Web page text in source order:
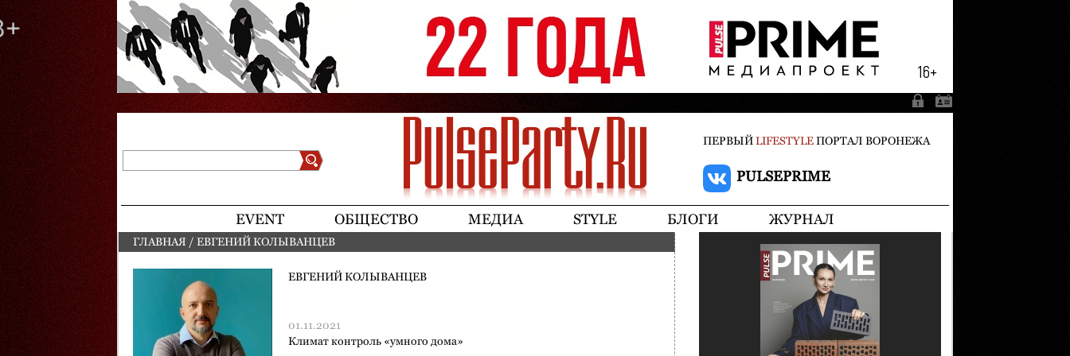
ПЕРВЫЙLIFESTYLEПОРТАЛ ВОРОНЕЖА
PULSEPRIME
EVENT ОБЩЕСТВО МЕДИА STYLE БЛОГИ ЖУРНАЛ
ВЫ ЗДЕСЬ
ГЛАВНАЯ / ЕВГЕНИЙ КОЛЫВАНЦЕВ
ЕВГЕНИЙ КОЛЫВАНЦЕВ
01.11.2021
Климат­ контроль «умного дома»